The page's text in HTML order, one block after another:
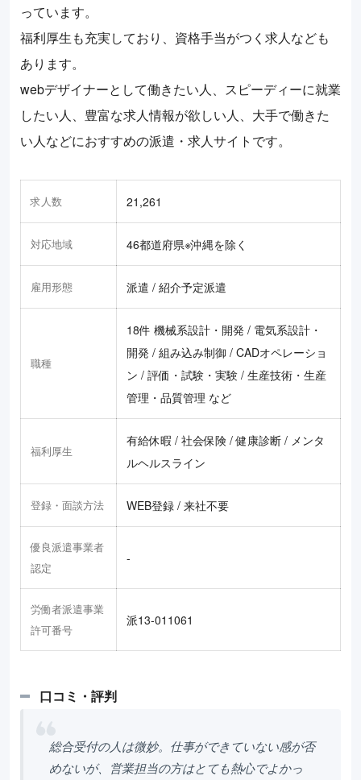
っています。
福利厚生も充実しており、資格手当がつく求人なども
あります。
webデザイナーとして働きたい人、スピーディーに就業
したい人、豊富な求人情報が欲しい人、大手で働きた
い人などにおすすめの派遣・求人サイトです。
求人数 21,261
対応地域 46都道府県※沖縄を除く
雇用形態 派遣 / 紹介予定派遣
職種
18件 機械系設計・開発 / 電気系設計・
開発 / 組み込み制御 / CADオペレーショ
ン / 評価・試験・実験 / 生産技術・生産
管理・品質管理 など
福利厚生
有給休暇 / 社会保険 / 健康診断 / メンタ
ルヘルスライン
登録・面談方法 WEB登録 / 来社不要
優良派遣事業者
認定
-
労働者派遣事業
許可番号
派13-011061
口コミ・評判
総合受付の人は微妙。仕事ができていない感が否
めないが、営業担当の方はとても熱心でよかっ